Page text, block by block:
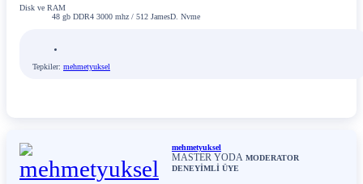
Disk ve RAM
48 gb DDR4 3000 mhz / 512 JamesD. Nvme
Tepkiler: mehmetyuksel
mehmetyuksel
MASTER YODA MODERATOR
DENEYİMLİ ÜYE